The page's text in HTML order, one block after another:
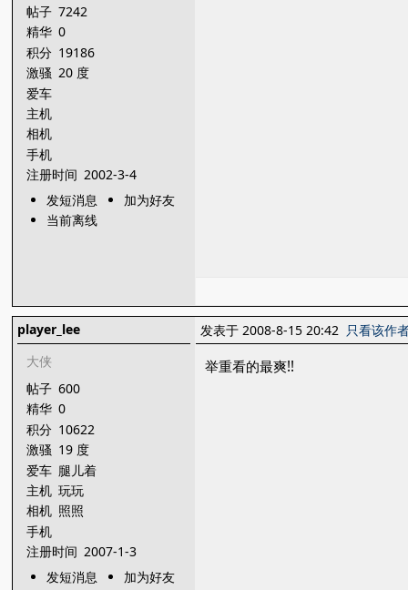
帖子 7242
精华 0
积分 19186
激骚 20 度
爱车
主机
相机
手机
注册时间 2002-3-4
发短消息
加为好友
当前离线
player_lee
大侠
帖子 600
精华 0
积分 10622
激骚 19 度
爱车 腿儿着
主机 玩玩
相机 照照
手机
注册时间 2007-1-3
发短消息
加为好友
发表于 2008-8-15 20:42 只看该作
举重看的最爽!!